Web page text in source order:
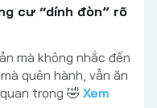
cư “dính đòn” rõ
mà không nhắc đến
quên hành, vẫn ăn
trọng 🤣 Xem